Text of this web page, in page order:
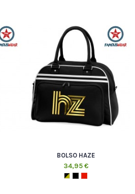
BOLSO HAZE
34,95 €